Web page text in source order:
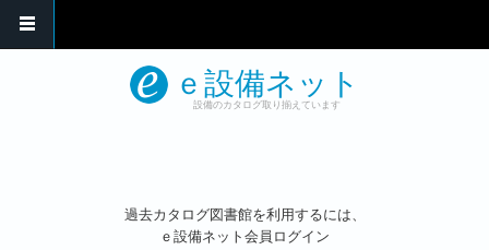
ｅ設備ネット
設備のカタログ取り揃えています
過去カタログ図書館を利用するには、
ｅ設備ネット会員ログイン